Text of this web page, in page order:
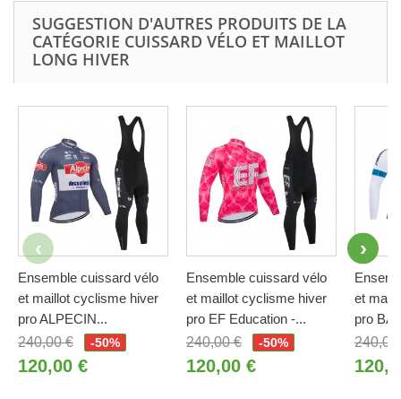
SUGGESTION D'AUTRES PRODUITS DE LA
CATÉGORIE CUISSARD VÉLO ET MAILLOT
LONG HIVER
Ensemble cuissard vélo
et maillot cyclisme hiver
pro ALPECIN...
240,00 €
-50%
120,00 €
Ensemble cuissard vélo
et maillot cyclisme hiver
pro EF Education -...
240,00 €
-50%
120,00 €
et
pro
240,00